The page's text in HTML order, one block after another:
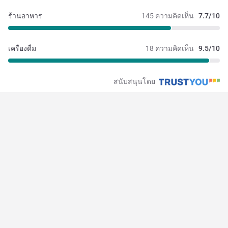
145 ความคิดเห็น 7.7/10
ร้านอาหาร
18 ความคิดเห็น 9.5/10
เครื่องดื่ม
สนับสนุนโดย